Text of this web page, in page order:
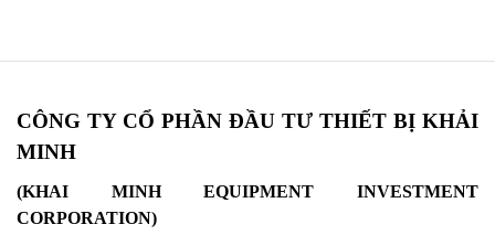
CÔNG TY CỔ PHẦN ĐẦU TƯ THIẾT BỊ KHẢI
MINH
(KHAI MINH EQUIPMENT INVESTMENT
CORPORATION)